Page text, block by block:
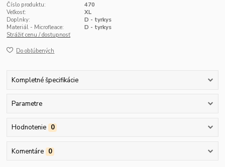
Číslo produktu:
470
Veľkosť:
XL
Doplnky:
D - tyrkys
Materiál - Microfleace:
D - tyrkys
Strážiť cenu / dostupnosť
Do obľúbených
Kompletné špecifikácie
Parametre
Hodnotenie 0
Komentáre 0